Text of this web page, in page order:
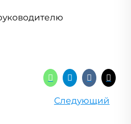
Следующий